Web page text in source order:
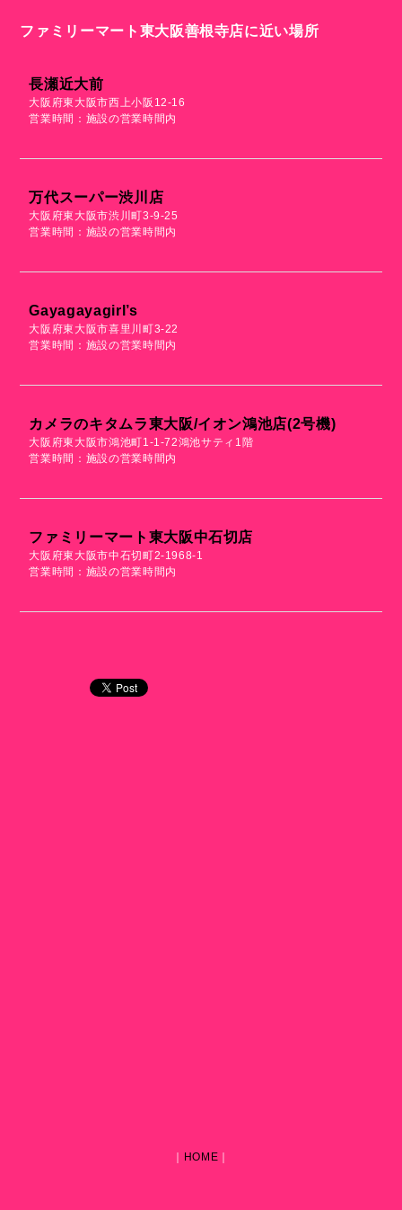
ファミリーマート東大阪善根寺店に近い場所
長瀬近大前
大阪府東大阪市西上小阪12-16
営業時間：施設の営業時間内
万代スーパー渋川店
大阪府東大阪市渋川町3-9-25
営業時間：施設の営業時間内
Gayagayagirl’s
大阪府東大阪市喜里川町3-22
営業時間：施設の営業時間内
カメラのキタムラ東大阪/イオン鴻池店(2号機)
大阪府東大阪市鴻池町1-1-72鴻池サティ1階
営業時間：施設の営業時間内
ファミリーマート東大阪中石切店
大阪府東大阪市中石切町2-1968-1
営業時間：施設の営業時間内
HOME